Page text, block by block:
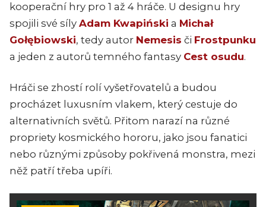
kooperační hry pro 1 až 4 hráče. U designu hry
spojili své síly Adam Kwapiński a Michał
Gołębiowski, tedy autor Nemesis či Frostpunku
a jeden z autorů temného fantasy Cest osudu.
Hráči se zhostí rolí vyšetřovatelů a budou
procházet luxusním vlakem, který cestuje do
alternativních světů. Přitom narazí na různé
propriety kosmického hororu, jako jsou fanatici
nebo různými způsoby pokřivená monstra, mezi
něž patří třeba upíři.